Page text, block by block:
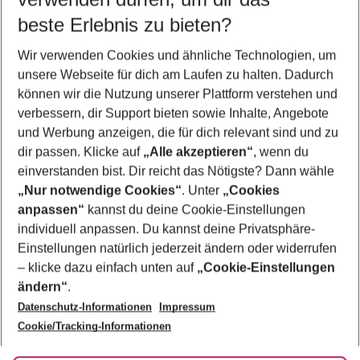
5-8 Nächte
2 Erwachsene Keine Kinder
Mehr Filter anzeigen
Footer
Footer navigation
Über uns
AGB
Bestpreisgarantie
Cookie-Einstellungen ändern
Cookie-Richtlinie
Agenturbetreuung
Barrierefreies Reisen
Folge uns
beste Erlebnis zu bieten?
Wir verwenden Cookies und ähnliche Technologien, um
unsere Webseite für dich am Laufen zu halten. Dadurch
können wir die Nutzung unserer Plattform verstehen und
verbessern, dir Support bieten sowie Inhalte, Angebote
und Werbung anzeigen, die für dich relevant sind und zu
dir passen. Klicke auf „Alle akzeptieren“, wenn du
einverstanden bist. Dir reicht das Nötigste? Dann wähle
„Nur notwendige Cookies“. Unter „Cookies
anpassen“ kannst du deine Cookie-Einstellungen
individuell anpassen. Du kannst deine Privatsphäre-
Einstellungen natürlich jederzeit ändern oder widerrufen
– klicke dazu einfach unten auf „Cookie-Einstellungen
ändern“.
Datenschutz-Informationen
Impressum
Cookie/Tracking-Informationen